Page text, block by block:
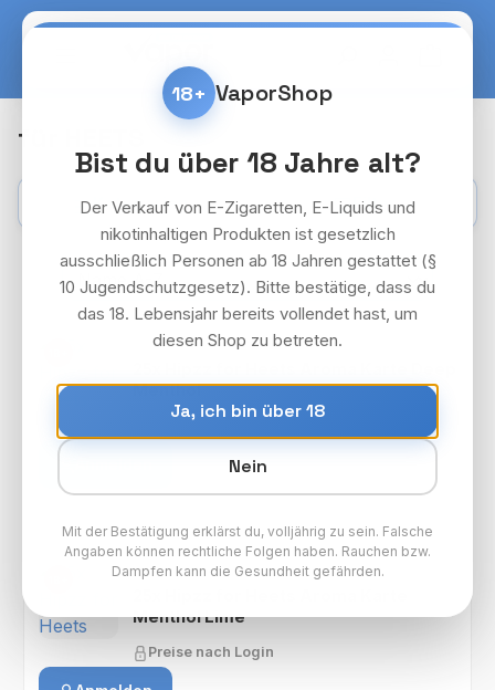
Zum Hauptinhalt springen
für HEETS
Kategorien Filter
HIPPZ PAKET
Menthol
Preise nach Login
HIPPZ PAKET
Menthol Lime
Preise nach Login
18+ VaporShop
Bist du über 18 Jahre alt?
Der Verkauf von E-Zigaretten, E-Liquids und
nikotinhaltigen Produkten ist gesetzlich
ausschließlich Personen ab 18 Jahren gestattet (§
10 Jugendschutzgesetz). Bitte bestätige, dass du
das 18. Lebensjahr bereits vollendet hast, um
diesen Shop zu betreten.
Ja, ich bin über 18
Nein
Mit der Bestätigung erklärst du, volljährig zu sein. Falsche
Angaben können rechtliche Folgen haben. Rauchen bzw.
Dampfen kann die Gesundheit gefährden.